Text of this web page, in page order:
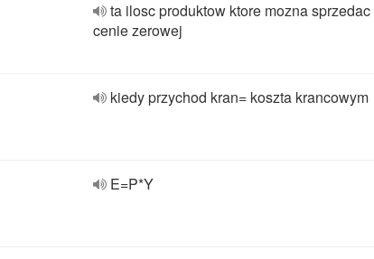
ta ilosc produktow ktore mozna
cenie zerowej
kiedy przychod kran= koszta krancowym
E=P*Y